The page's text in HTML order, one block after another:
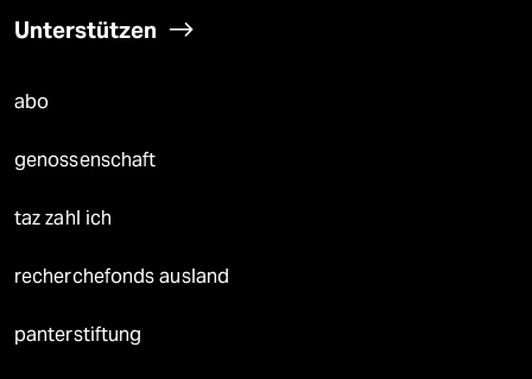
Unterstützen
abo
genossenschaft
taz zahl ich
recherchefonds ausland
panterstiftung